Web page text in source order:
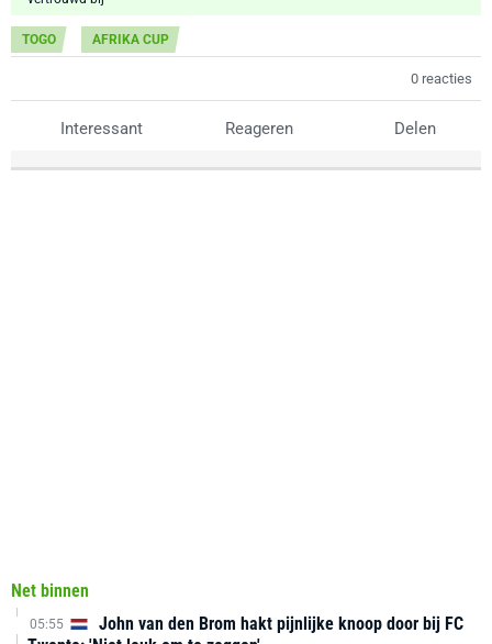
TOGO AFRIKA CUP
0 reacties
Interessant Reageren Delen
Net binnen
05:55
John van den Brom hakt pijnlijke knoop door bij FC